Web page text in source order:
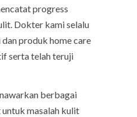
progress
Dokter kami selalu
produk home care
serta telah teruji
berbagai
masalah kulit